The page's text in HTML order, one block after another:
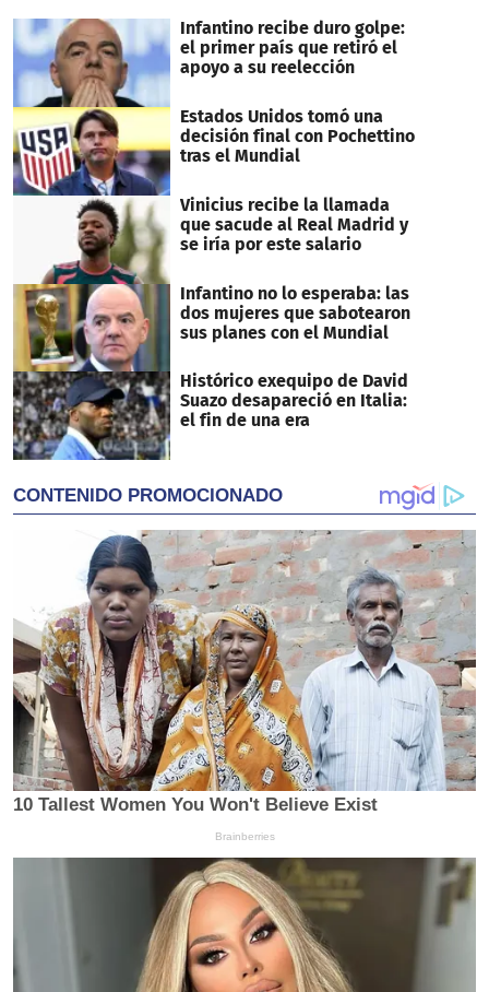
Infantino recibe duro golpe:
el primer país que retiró el
apoyo a su reelección
Estados Unidos tomó una
decisión final con Pochettino
tras el Mundial
Vinicius recibe la llamada
que sacude al Real Madrid y
se iría por este salario
Infantino no lo esperaba: las
dos mujeres que sabotearon
sus planes con el Mundial
Histórico exequipo de David
Suazo desapareció en Italia:
el fin de una era